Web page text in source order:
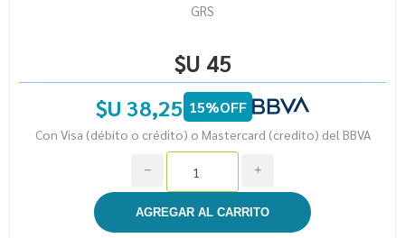
GRS
$U 45
$U 38,25 15%OFF
Con Visa (débito o crédito) o Mastercard (credito) del BBVA
i
h